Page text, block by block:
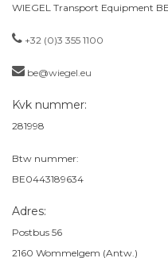
WIEGEL Transport Equipment BE
+32 (0)3 355 1100
be@wiegel.eu
Kvk nummer:
281998
Btw nummer:
BE0443189634
Adres:
Postbus 56
2160 Wommelgem (Antw.)